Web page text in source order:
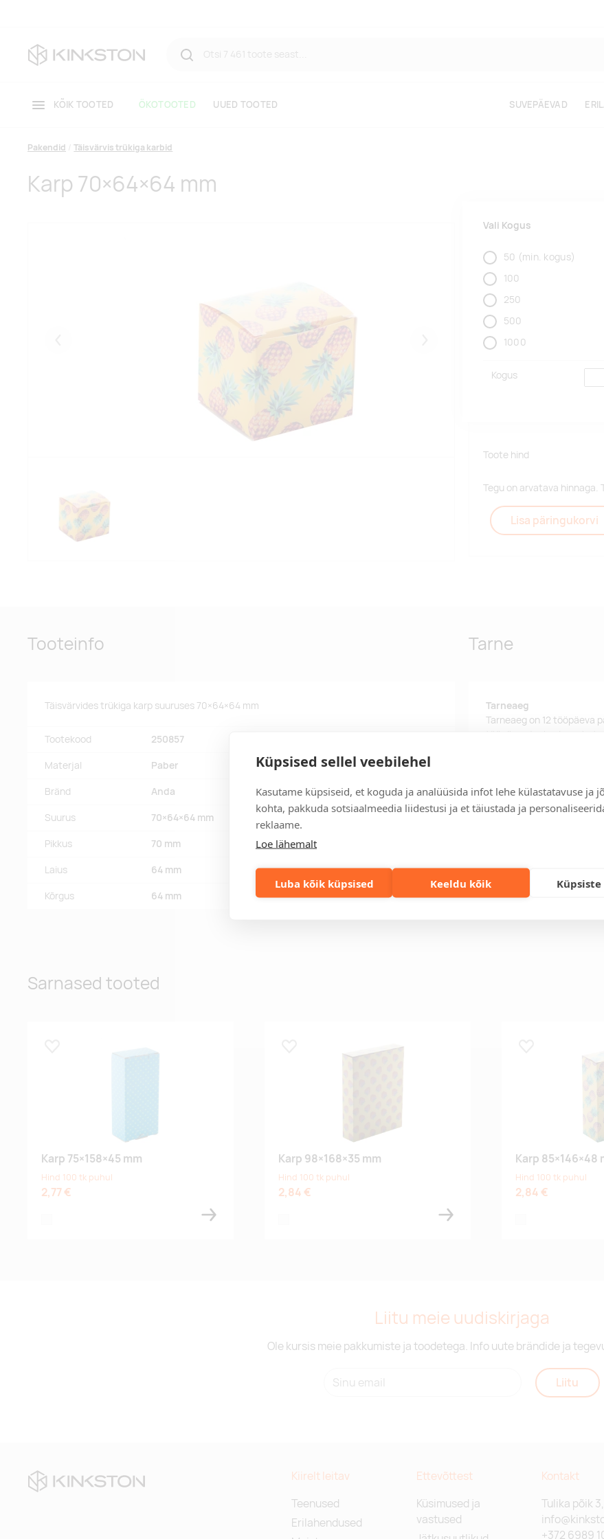
Küpsised sellel veebilehel
Kasutame küpsiseid, et koguda ja analüüsida infot lehe külastatavuse ja
kohta, pakkuda sotsiaalmeedia liidestusi ja et täiustada ja
reklaame.
Loe lähemalt
Luba kõik küpsised Keeldu kõik Küpsiste
KÕIK TOOTED ÖKOTOOTED UUED TOOTED SUVEPÄEVAD
Pakendid Täisvärvis trükiga karbid
Karp 70×64×64 mm
Vali Kogus
50 (min. kogus)
100
250
500
1000
Kogus
Toote hind
Tegu on arvatava hinnaga.
Lisa päringukorvi
Tooteinfo
Täisvärvides trükiga karp suuruses 70×64×64 mm
Tootekood 250857
Materjal Paber
Bränd Anda
Suurus 70×64×64 mm
Pikkus 70 mm
Laius 64 mm
Kõrgus 64 mm
Tarne
Tarneaeg
Tarneaeg on 12 tööpäeva
tööpäeva jooksul, saate
Üle 500 euro tellimuste
Tellimuste info
Jälgi oma olemasolevaid
Kiirema tarneaja
lahenduse!
Sarnased tooted
Karp 75×158×45 mm
Hind 100 tk puhul
2,77 €
Lisa lemmikuks
Karp 98×168×35 mm
Hind 100 tk puhul
2,84 €
Karp 85×146×48
Hind 100 tk puhul
2,84 €
Liitu meie uudiskirjaga
Ole kursis meie pakkumiste ja toodetega. Info uute brändide ja
Liitu
Kiirelt leitav
Teenused
Erilahendused
Ettevõttest
Küsimused ja
vastused
Kontakt
Tulika põik
+372 6989